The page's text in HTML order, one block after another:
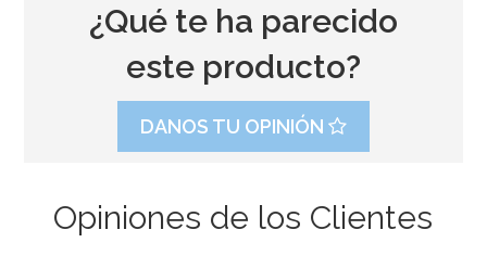
¿Qué te ha parecido
este producto?
DANOS TU OPINIÓN
Opiniones de los Clientes